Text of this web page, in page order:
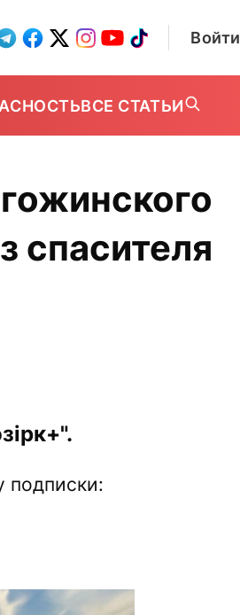
Войти
ВСЕ СТАТЬИ
спасителя
подписки: